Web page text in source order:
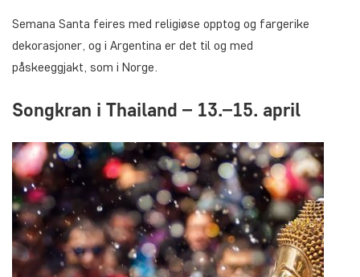
Semana Santa feires med religiøse opptog og fargerike
dekorasjoner, og i Argentina er det til og med
påskeeggjakt, som i Norge.
Songkran i Thailand – 13.–15. april